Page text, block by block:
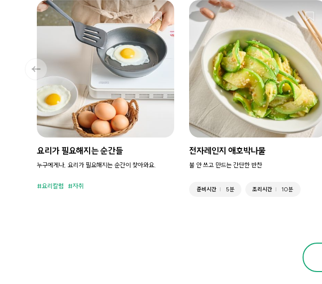
요리가 필요해지는 순간들
누구에게나, 요리가 필요해지는 순간이 찾아와요.
요리칼럼 자취
전자레인지 애호박나물
불 안 쓰고 만드는 간단한 반찬
준비시간 5분 조리시간 10분